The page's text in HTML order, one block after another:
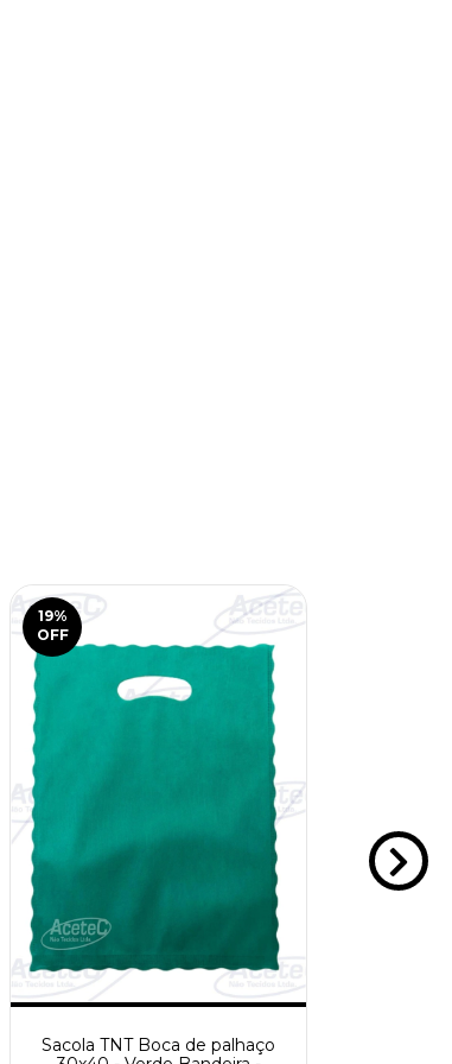
19%
OFF
Sacola TNT Boca de palhaço